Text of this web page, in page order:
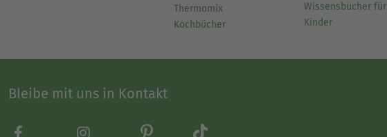
Thermomix
Kochbücher
Wissensbücher für
Kinder
Bleibe mit uns in Kontakt